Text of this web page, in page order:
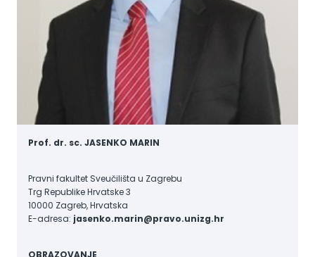
Prof. dr. sc. JASENKO MARIN
Pravni fakultet Sveučilišta u Zagrebu
Trg Republike Hrvatske 3
10000 Zagreb, Hrvatska
E-adresa: jasenko.marin@pravo.unizg.hr